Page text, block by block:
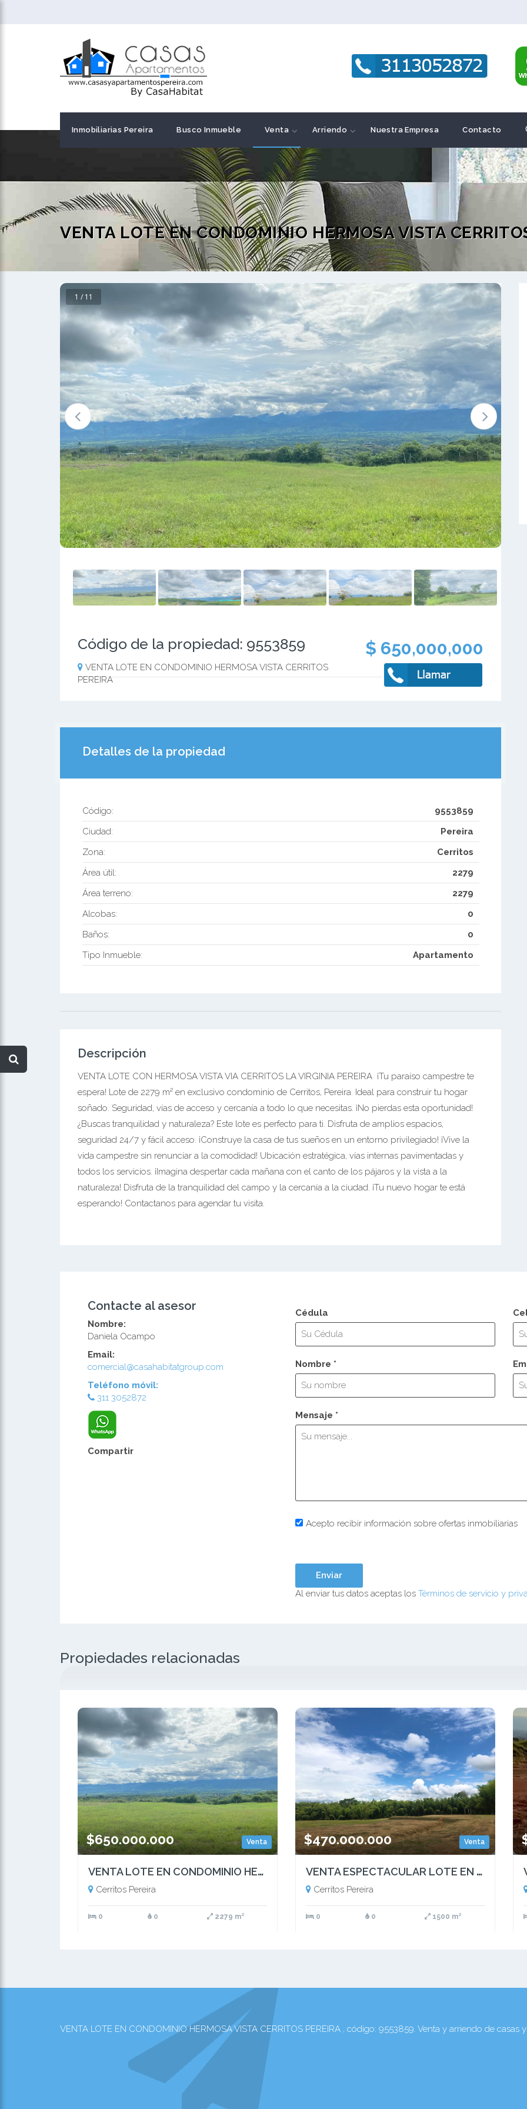
Inmobiliarias Pereira Busco Inmueble Venta Arriendo Nuestra Empresa Contacto
VENTA LOTE EN CONDOMINIO HERMOSA VISTA
1 / 11
Código de la propiedad: 9553859 $ 650,000,000
VENTA LOTE EN CONDOMINIO HERMOSA VISTA CERRITOS
PEREIRA
Detalles de la propiedad
Código:
9553859
Ciudad:
Pereira
Zona:
Cerritos
Área útil:
2279
Área terreno:
2279
Alcobas:
0
Baños:
0
Tipo Inmueble:
Apartamento
Descripción
VENTA LOTE CON HERMOSA VISTA VIA CERRITOS LA VIRGINIA PEREIRA ¡Tu paraíso campestre te
espera! Lote de 2279 m² en exclusivo condominio de Cerritos, Pereira. Ideal para construir tu hogar
soñado. Seguridad, vías de acceso y cercanía a todo lo que necesitas. ¡No pierdas esta oportunidad!
¿Buscas tranquilidad y naturaleza? Este lote es perfecto para ti. Disfruta de amplios espacios,
seguridad 24/7 y fácil acceso. ¡Construye la casa de tus sueños en un entorno privilegiado! ¡Vive la
vida campestre sin renunciar a la comodidad! Ubicación estratégica, vías internas pavimentadas y
todos los servicios. ¡Imagina despertar cada mañana con el canto de los pájaros y la vista a la
naturaleza! Disfruta de la tranquilidad del campo y la cercanía a la ciudad. ¡Tu nuevo hogar te está
esperando! Contactanos para agendar tu visita.
Contacte al asesor
Nombre:
Daniela Ocampo
Email:
comercial@casahabitatgroup.com
Teléfono móvil:
311 3052872
Compartir
Cédula
Nombre *
Mensaje *
Acepto recibir información sobre ofertas inmobiliarias
Al enviar tus datos aceptas los Términos de servicio y
Propiedades relacionadas
Venta
$650.000.000
VENTA LOTE EN CONDOMINIO HERMOSA VISTA CERRITOS PEREIRA
Cerritos Pereira
0 0 2279 m²
Venta
$470.000.000
VENTA ESPECTACULAR LOTE EN CONDOMINIO CAMPESTRE CERRITOS PEREIRA
Cerritos Pereira
0 0 1500 m²
VENTA LOTE EN CONDOMINIO HERMOSA VISTA CERRITOS PEREIRA , código: 9553859. Venta y arriendo de casas